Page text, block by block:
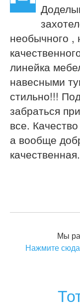
необычного ,
линейка
навесными
стильно!!!
забраться
все.
а вообще
качественная.
Мы
Нажмите сюда